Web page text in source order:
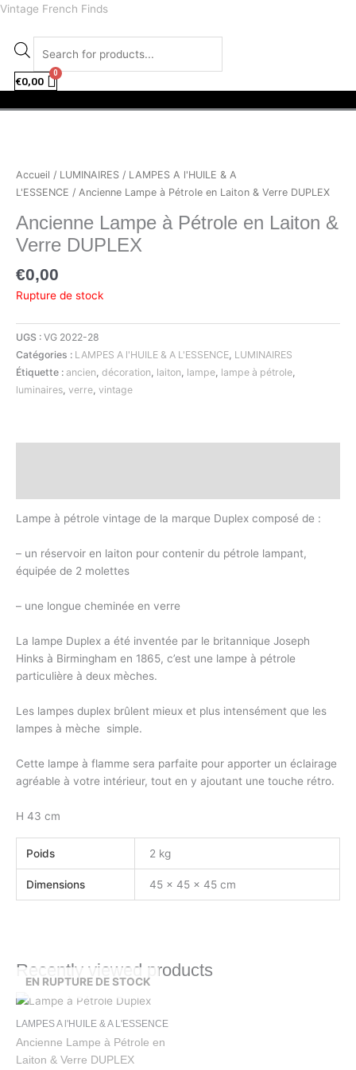
Aller
contenu
Vintage French Finds
Recherche
€0,00
Accueil / LUMINAIRES / LAMPES A l'HUILE & A
L'ESSENCE / Ancienne Lampe à Pétrole en Laiton & Verre DUPLEX
Ancienne Lampe à Pétrole en Laiton &
Verre DUPLEX
€0,00
Rupture de stock
UGS : VG 2022-28
Catégories : LAMPES A l'HUILE & A L'ESSENCE LUMINAIRES
Étiquette : ancien décoration laiton lampe lampe à pétrole
luminaires verre vintage
Lampe à pétrole vintage de la marque Duplex composé de :
– un réservoir en laiton pour contenir du pétrole lampant,
équipée de 2 molettes
– une longue cheminée en verre
La lampe Duplex a été inventée par le britannique Joseph
Hinks à Birmingham en 1865, c’est une lampe à pétrole
particulière à deux mèches.
Les lampes duplex brûlent mieux et plus intensément que les
lampes à mèche simple.
Cette lampe à flamme sera parfaite pour apporter un éclairage
agréable à votre intérieur, tout en y ajoutant une touche rétro.
H 43 cm
Poids 2 kg
Dimensions 45 × 45 × 45 cm
Recently viewed products
EN RUPTURE DE STOCK
LAMPES A l'HUILE & A L'ESSENCE
Ancienne Lampe à Pétrole en
Laiton & Verre DUPLEX
facebook
instagram